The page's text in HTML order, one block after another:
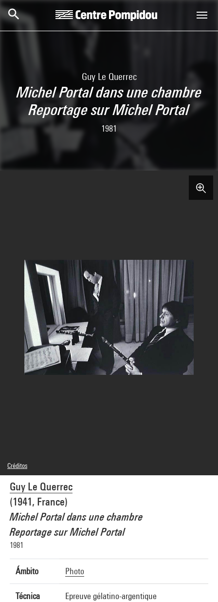
Skip to main content
Guy Le Querrec
Michel Portal dans une chambre
Reportage sur Michel Portal
1981
Guy Le Querrec
(1941, France)
Michel Portal dans une chambre
Reportage sur Michel Portal
1981
Ámbito Photo
Técnica Epreuve gélatino-argentique
Créditos
© Guy Le Querrec / Magnum Photos
Créditos fotográficos : Centre Pompidou, MNAM-CCI/Philippe Migeat/Dist.
GrandPalaisRmn
Referencia de la imagen : 1A18332 [1989 X 0513]